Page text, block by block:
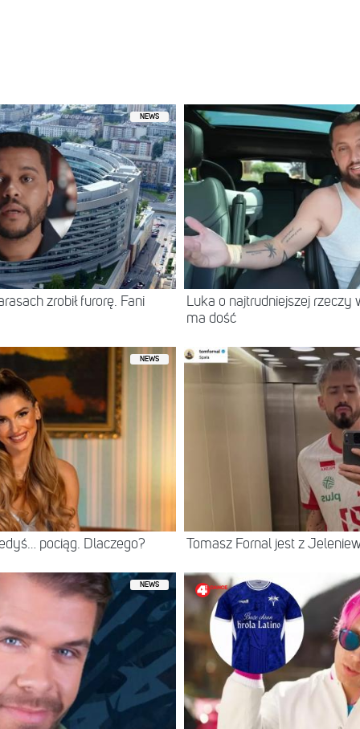
NEWS
zrobił furorę. Fani
Luka o najtrudniejszej rzeczy
ma dość
NEWS
pociąg. Dlaczego? Tomasz Fornal jest z
NEWS